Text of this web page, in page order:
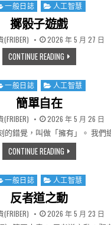
in
一般日誌 人工智慧
擲骰子遊戲
PUBLISHED DATE:
2026 年 5 月 27 日
CONTINUE READING擲骰子遊戲
in
一般日誌 人工智慧
簡單自在
PUBLISHED DATE:
2026 年 5 月 26 日
的錯覺，叫做「擁有」。 我們
CONTINUE READING簡單自在
in
一般日誌 人工智慧
反者道之動
PUBLISHED DATE:
2026 年 5 月 23 日